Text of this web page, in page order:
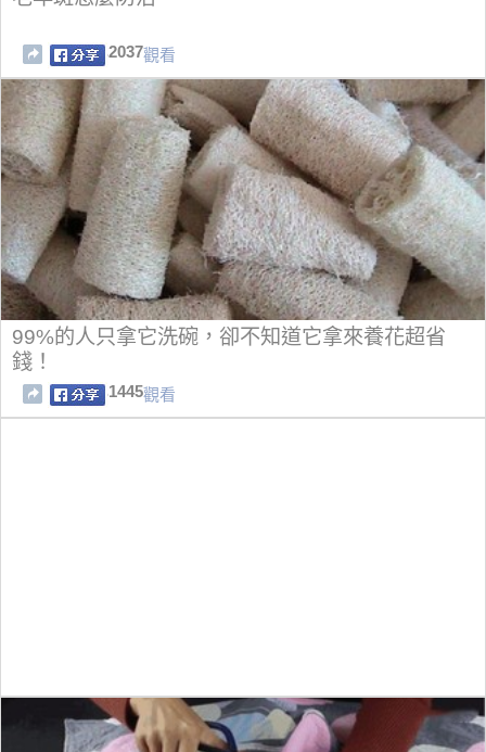
2037觀看
99%的人只拿它洗碗，卻不知道它拿來養花超省
錢！
1445觀看